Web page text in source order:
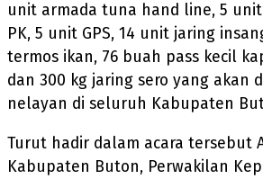
unit armada tuna hand line, 5
PK, 5 unit GPS, 14 unit jaring
termos ikan, 76 buah pass kecil
dan 300 kg jaring sero yang akan
nelayan di seluruh Kabupaten
Turut hadir dalam acara tersebut
Kabupaten Buton, Perwakilan